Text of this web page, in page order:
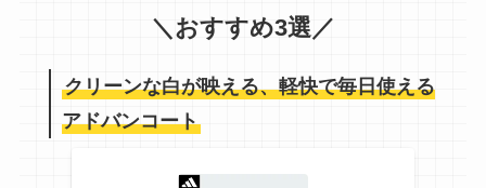
＼おすすめ3選／
クリーンな白が映える、軽快で毎日使える
アドバンコート